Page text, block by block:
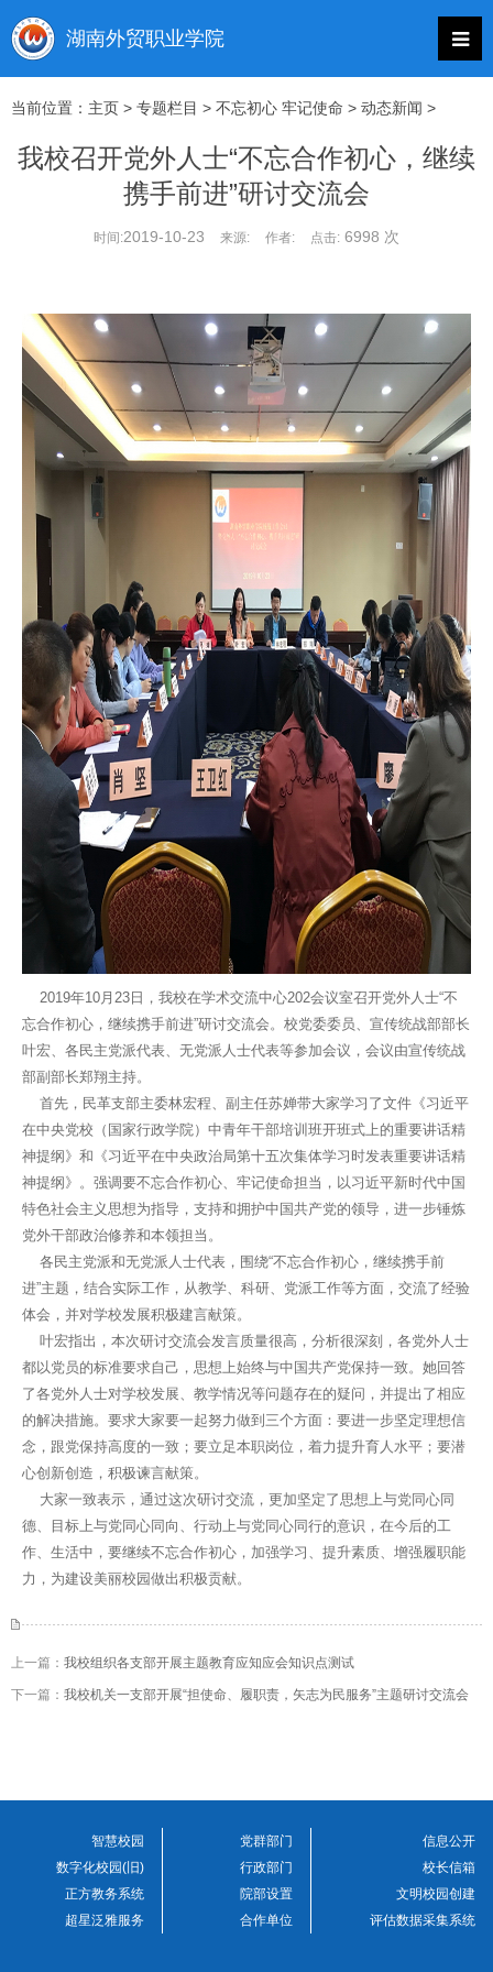
当前位置： 主页 > 专题栏目 > 不忘初心 牢记使命 > 动态新闻 >
我校召开党外人士“不忘合作初心，继续
携手前进”研讨交流会
时间:2019-10-23 来源: 作者: 点击: 6998 次
2019年10月23日，我校在学术交流中心202会议室召开党外人士“不
忘合作初心，继续携手前进”研讨交流会。校党委委员、宣传统战部部长
叶宏、各民主党派代表、无党派人士代表等参加会议，会议由宣传统战
部副部长郑翔主持。
首先，民革支部主委林宏程、副主任苏婵带大家学习了文件《习近平
在中央党校（国家行政学院）中青年干部培训班开班式上的重要讲话精
神提纲》和《习近平在中央政治局第十五次集体学习时发表重要讲话精
神提纲》。强调要不忘合作初心、牢记使命担当，以习近平新时代中国
特色社会主义思想为指导，支持和拥护中国共产党的领导，进一步锤炼
党外干部政治修养和本领担当。
各民主党派和无党派人士代表，围绕“不忘合作初心，继续携手前
进”主题，结合实际工作，从教学、科研、党派工作等方面，交流了经验
体会，并对学校发展积极建言献策。
叶宏指出，本次研讨交流会发言质量很高，分析很深刻，各党外人士
都以党员的标准要求自己，思想上始终与中国共产党保持一致。她回答
了各党外人士对学校发展、教学情况等问题存在的疑问，并提出了相应
的解决措施。要求大家要一起努力做到三个方面：要进一步坚定理想信
念，跟党保持高度的一致；要立足本职岗位，着力提升育人水平；要潜
心创新创造，积极谏言献策。
大家一致表示，通过这次研讨交流，更加坚定了思想上与党同心同
德、目标上与党同心同向、行动上与党同心同行的意识，在今后的工
作、生活中，要继续不忘合作初心，加强学习、提升素质、增强履职能
力，为建设美丽校园做出积极贡献。
上一篇： 我校组织各支部开展主题教育应知应会知识点测试
下一篇： 我校机关一支部开展“担使命、履职责，矢志为民服务”主题研讨交流会
智慧校园
党群部门
数字化校园(旧)
行政部门
正方教务系统
院部设置
超星泛雅服务
合作单位
信息公开
校长信箱
文明校园创建
评估数据采集系统